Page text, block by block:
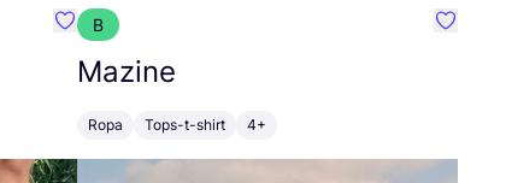
Favoritos {nombre}
B
Mazine
Ropa Tops-t-shirt 4+